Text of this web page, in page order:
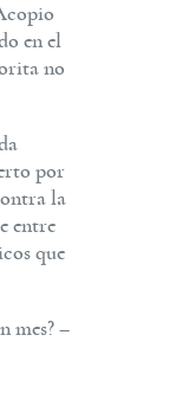
en el
no
por
la
entre
que
mes? –